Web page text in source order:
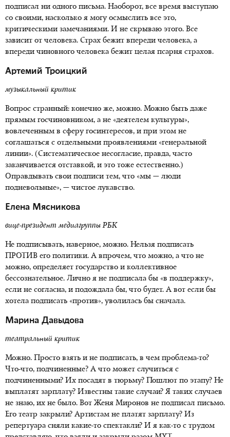
подписал ни одного письма. Наоборот, все время выступаю
со своими, насколько я могу осмыслить все это,
критическими замечаниями. И не скрываю этого. Все
зависит от человека. Страх бежит впереди человека, а
впереди чиновного человека бежит целая псарня страхов.
Артемий Троицкий
музыкальный критик
Вопрос странный: конечно же, можно. Можно быть даже
прямым госчиновником, а не «деятелем культуры»,
вовлеченным в сферу госинтересов, и при этом не
соглашаться с отдельными проявлениями «генеральной
линии». (Систематическое несогласие, правда, часто
заканчивается отставкой, и это тоже естественно.)
Оправдывать свои подписи тем, что «мы — люди
подневольные», — чистое лукавство.
Елена Мясникова
вице-президент медиагруппы РБК
Не подписывать, наверное, можно. Нельзя подписать
ПРОТИВ его политики. А впрочем, что можно, а что не
можно, определяет государство и коллективное
бессознательное. Лично я не подписала бы «в поддержку»,
если не согласна, и подождала бы, что будет. А вот если бы
хотела подписать «против», уволилась бы сначала.
Марина Давыдова
театральный критик
Можно. Просто взять и не подписать, в чем проблема-то?
Что-что, подчиненные? А что может случиться с
подчиненными? Их посадят в тюрьму? Пошлют по этапу? Не
выплатят зарплату? Известны такие случаи? Я таких случаев
не знаю, их не было. Вот Женя Миронов не подписал письмо.
Его театр закрыли? Артистам не платят зарплату? Из
репертуара сняли какие-то спектакли? И я как-то с трудом